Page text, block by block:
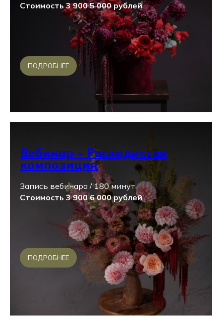
Стоимость 3 9005 000рублей
ПОДРОБНЕЕ
Вебинар - Раскидистая
композиция
Запись вебинара / 180 минут
Стоимость 3 900 6 000рублей
ПОДРОБНЕЕ